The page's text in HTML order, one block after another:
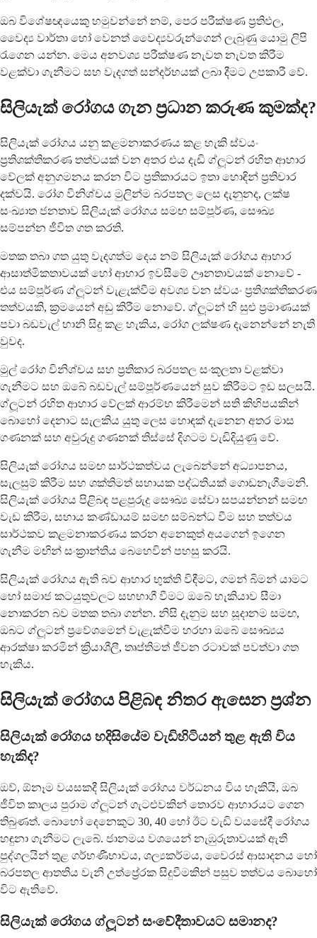
ඔබ විශේෂඥයෙකු හමුවන්නේ නම්, පෙර පරීක්ෂණ ප්‍රතිඵල,
වෛද්‍ය වාර්තා හෝ වෙනත් වෛද්‍යවරුන්ගෙන් ලැබුණු යොමු ලිපි
රැගෙන යන්න. මෙය අනවශ්‍ය පරීක්ෂණ නැවත නැවත කිරීම
වළක්වා ගැනීමට සහ වැදගත් සන්දර්භයක් ලබා දීමට උපකාරී වේ.
සිලියැක් රෝගය ගැන ප්‍රධාන කරුණ කුමක්ද?
සිලියැක් රෝගය යනු කළමනාකරණය කළ හැකි ස්වයං
ප්‍රතිශක්තිකරණ තත්වයක් වන අතර එය දැඩි ග්ලූටන් රහිත ආහාර
වේලක් අනුගමනය කරන විට ප්‍රතිකාරයට ඉතා හොඳින් ප්‍රතිචාර
දක්වයි. රෝග විනිශ්චය මුලින්ම බරපතල ලෙස දැනුනද, ලක්ෂ
සංඛ්‍යාත ජනතාව සිලියැක් රෝගය සමඟ සම්පූර්ණ, සෞඛ්‍ය
සම්පන්න ජීවිත ගත කරති.
මතක තබා ගත යුතු වැදගත්ම දෙය නම් සිලියැක් රෝගය ආහාර
ආසාත්මිකතාවයක් හෝ ආහාර ඉවසීමේ ඌනතාවයක් නොවේ -
එය සම්පූර්ණ ග්ලූටන් වැළැක්වීම අවශ්‍ය වන ස්වයං ප්‍රතිශක්තිකරණ
තත්වයකි, ක්‍රමයෙන් අඩු කිරීම නොවේ. ග්ලූටන් හි සුළු ප්‍රමාණයක්
පවා බඩවැල් හානි සිදු කළ හැකිය, රෝග ලක්ෂණ දැනෙන්නේ නැති
වුවද.
මුල් රෝග විනිශ්චය සහ ප්‍රතිකාර බරපතල සංකූලතා වළක්වා
ගැනීමට සහ ඔබේ බඩවැල් සම්පූර්ණයෙන් සුව කිරීමට ඉඩ සලසයි.
ග්ලූටන් රහිත ආහාර වේලක් ආරම්භ කිරීමෙන් සති කිහිපයකින්
බොහෝ දෙනාට සැලකිය යුතු ලෙස හොඳක් දැනෙන අතර මාස
ගණනක් සහ අවුරුදු ගණනක් තිස්සේ දිගටම වැඩිදියුණු වේ.
සිලියැක් රෝගය සමඟ සාර්ථකත්වය ලැබෙන්නේ අධ්‍යාපනය,
සැලසුම් කිරීම සහ ශක්තිමත් සහායක පද්ධතියක් ගොඩනැගීමෙනි.
සිලියැක් රෝගය පිළිබඳ පළපුරුදු සෞඛ්‍ය සේවා සපයන්නන් සමඟ
වැඩ කිරීම, සහාය කණ්ඩායම් සමඟ සම්බන්ධ වීම සහ තත්වය
සාර්ථකව කළමනාකරණය කරන අනෙකුත් අයගෙන් ඉගෙන
ගැනීම මඟින් සංක්‍රාන්තිය බෙහෙවින් පහසු කරයි.
සිලියැක් රෝගය ඇති බව ආහාර භුක්ති විඳීමට, ගමන් බිමන් යාමට
හෝ සමාජ කටයුතුවලට සහභාගී වීමට ඔබේ හැකියාව සීමා
නොකරන බව මතක තබා ගන්න. නිසි දැනුම සහ සූදානම සමඟ,
ඔබට ග්ලූටන් ප්‍රවේශමෙන් වැළැක්වීම හරහා ඔබේ සෞඛ්‍යය
ආරක්ෂා කරමින් ක්‍රියාශීලී, තෘප්තිමත් ජීවන රටාවක් පවත්වා ගත
හැකිය.
සිලියැක් රෝගය පිළිබඳ නිතර ඇසෙන ප්‍රශ්න
සිලියැක් රෝගය හදිසියේම වැඩිහිටියන් තුළ ඇති විය
හැකිද?
ඔව්, ඕනෑම වයසකදී සිලියැක් රෝගය වර්ධනය විය හැකියි, ඔබ
ජීවිත කාලය පුරාම ග්ලූටන් ගැටළුවකින් තොරව ආහාරයට ගෙන
තිබුණත්. බොහෝ දෙනෙකුට 30, 40 හෝ ඊට වැඩි වයසේදී රෝගය
හඳුනා ගැනීමට ලැබේ. ජානමය වශයෙන් නැඹුරුතාවයක් ඇති
පුද්ගලයින් තුළ ගර්භණීභාවය, ශල්‍යකර්මය, වෛරස් ආසාදනය හෝ
බරපතල ආතතිය වැනි උත්ප්‍රේරක සිදුවීමකින් පසුව තත්වය බොහෝ
විට ඇතිවේ.
සිලියැක් රෝගය ග්ලූටන් සංවේදීතාවයට සමානද?